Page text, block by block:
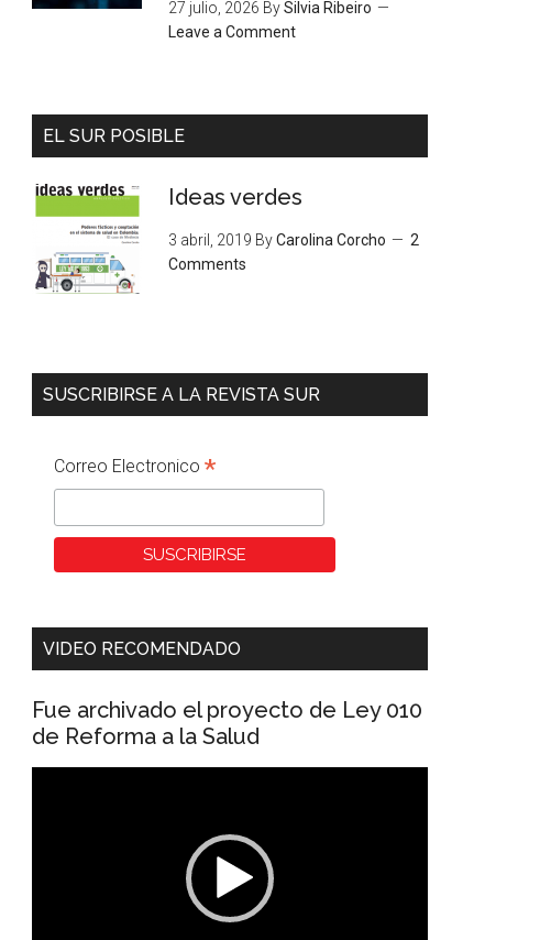
27 julio, 2026 BySilvia Ribeiro
Leave a Comment
EL SUR POSIBLE
Ideas verdes
3 abril, 2019 ByCarolina Corcho
2
Comments
SUSCRIBIRSE A LA REVISTA SUR
Correo Electronico *
VIDEO RECOMENDADO
Fue archivado el proyecto de Ley 010
de Reforma a la Salud